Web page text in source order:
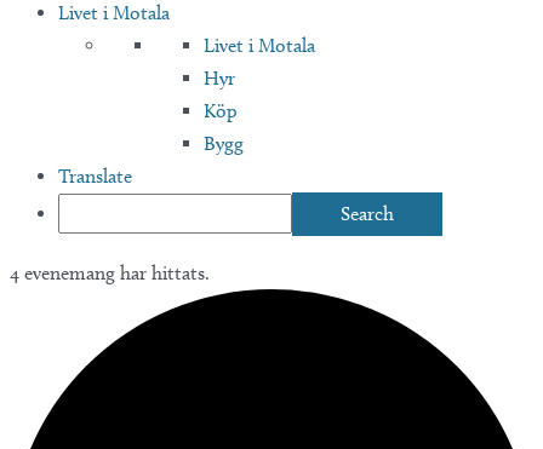
Livet i Motala
Livet i Motala
Hyr
Köp
Bygg
Translate
4 evenemang har hittats.